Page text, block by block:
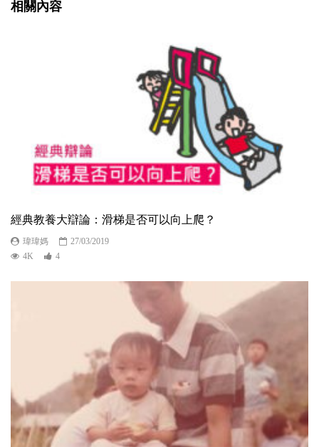
相關內容
經典教養大辯論：滑梯是否可以向上爬？
瑋瑋媽
27/03/2019
4K
4